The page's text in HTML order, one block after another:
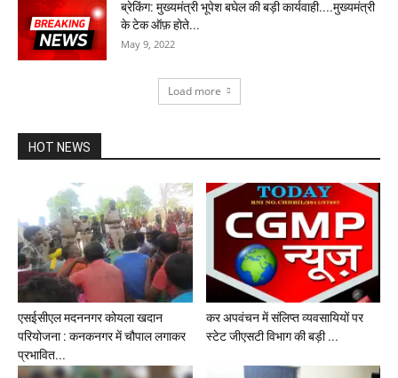
ब्रेकिंग: मुख्यमंत्री भूपेश बघेल की बड़ी कार्यवाही....मुख्यमंत्री
के टेक ऑफ़ होते...
May 9, 2022
Load more
HOT NEWS
एसईसीएल मदननगर कोयला खदान
परियोजना : कनकनगर में चौपाल लगाकर
प्रभावित...
कर अपवंचन में संलिप्त व्यवसायियों पर
स्टेट जीएसटी विभाग की बड़ी ...